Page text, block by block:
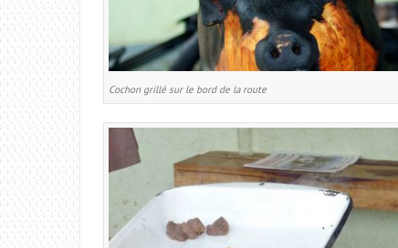
Cochon grillé sur le bord de la route